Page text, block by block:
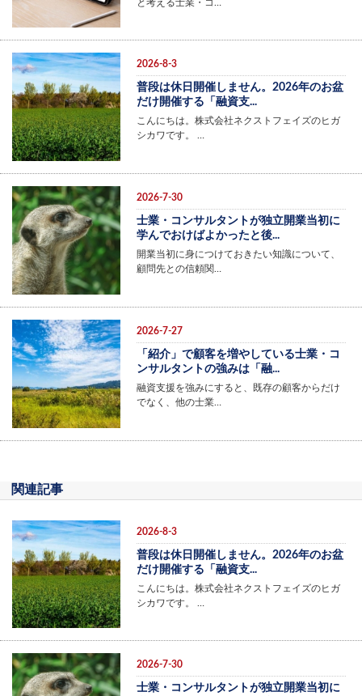
と考える士業・コ…
2026-8-3
普段は休日開催しません。2026年のお盆
だけ開催する「融資支...
こんにちは。株式会社ネクストフェイズのヒガ
シカワです。 …
2026-7-30
士業・コンサルタントが独立開業当初に
学んでおけばよかったと後...
開業当初に身につけておきたい知識について、
顧問先との信頼関…
2026-7-27
「紹介」で顧客を増やしている士業・コ
ンサルタントの強みは「融...
融資支援を強みにすると、既存の顧客からだけ
でなく、他の士業…
関連記事
2026-8-3
普段は休日開催しません。2026年のお盆
だけ開催する「融資支...
こんにちは。株式会社ネクストフェイズのヒガ
シカワです。 …
2026-7-30
士業・コンサルタントが独立開業当初に